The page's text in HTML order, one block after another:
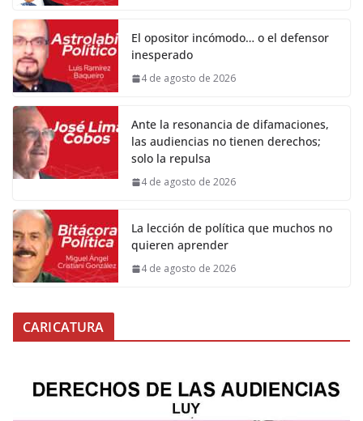
El opositor incómodo… o el defensor
inesperado
4 de agosto de 2026
Ante la resonancia de difamaciones,
las audiencias no tienen derechos;
solo la repulsa
4 de agosto de 2026
La lección de política que muchos no
quieren aprender
4 de agosto de 2026
CARICATURA